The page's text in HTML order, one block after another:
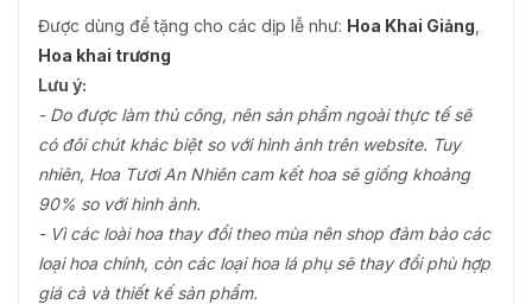
Được dùng để tặng cho các dịp lễ như: Hoa Khai Giảng
Hoa khai trương
Lưu ý:
- Do được làm thủ công, nên sản phẩm ngoài thực tế sẽ
có đôi chút khác biệt so với hình ảnh trên website. Tuy
nhiên, Hoa Tươi An Nhiên cam kết hoa sẽ giống khoảng
90% so với hình ảnh.
- Vì các loài hoa thay đổi theo mùa nên shop đảm bảo các
loại hoa chính, còn các loại hoa lá phụ sẽ thay đổi phù hợp
giá cả và thiết kế sản phẩm.